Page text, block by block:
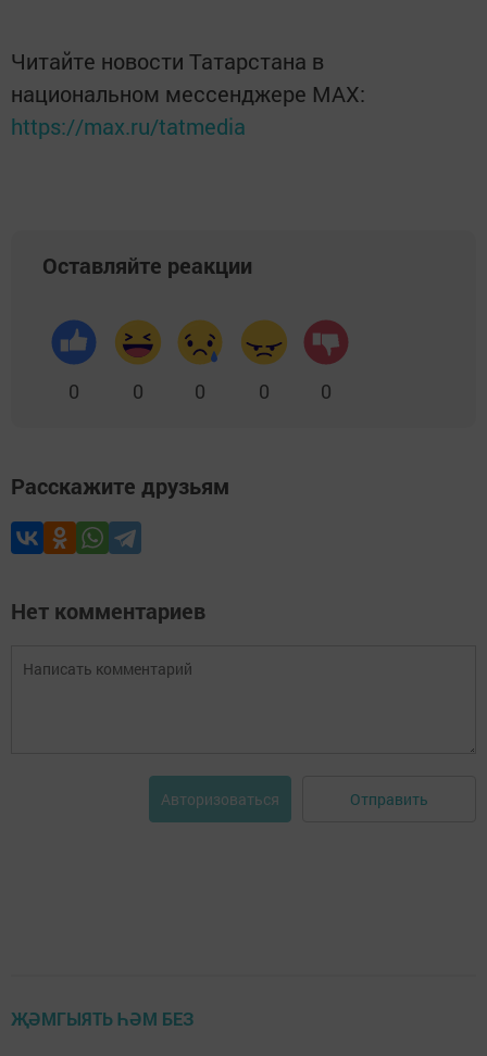
Читайте новости Татарстана в
национальном мессенджере MАХ:
https://max.ru/tatmedia
Оставляйте реакции
0 0 0 0 0
Расскажите друзьям
Нет комментариев
Авторизоваться Отправить
ҖӘМГЫЯТЬ ҺӘМ БЕЗ